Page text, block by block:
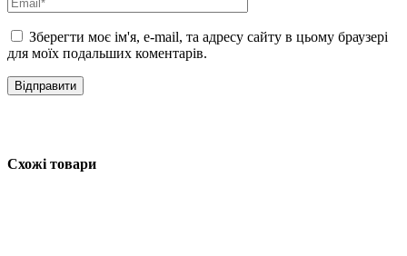
Зберегти моє ім'я, e-mail, та адресу сайту в цьому браузері
для моїх подальших коментарів.
Схожі товари